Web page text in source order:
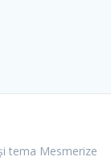
tema Mesmerize